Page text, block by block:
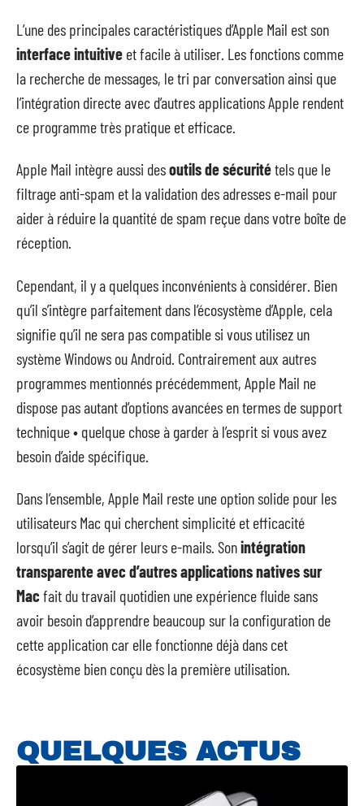
L’une des principales caractéristiques d’Apple Mail est son
interface intuitive et facile à utiliser. Les fonctions comme
la recherche de messages, le tri par conversation ainsi que
l’intégration directe avec d’autres applications Apple rendent
ce programme très pratique et efficace.
Apple Mail intègre aussi desoutils de sécuritétels que le
filtrage anti-spam et la validation des adresses e-mail pour
aider à réduire la quantité de spam reçue dans votre boîte de
réception.
Cependant, il y a quelques inconvénients à considérer. Bien
qu’il s’intègre parfaitement dans l’écosystème d’Apple, cela
signifie qu’il ne sera pas compatible si vous utilisez un
système Windows ou Android. Contrairement aux autres
programmes mentionnés précédemment, Apple Mail ne
dispose pas autant d’options avancées en termes de support
technique • quelque chose à garder à l’esprit si vous avez
besoin d’aide spécifique.
Dans l’ensemble, Apple Mail reste une option solide pour les
utilisateurs Mac qui cherchent simplicité et efficacité
lorsqu’il s’agit de gérer leurs e-mails. Sonintégration
transparente avec d’autres applications natives sur
Macfait du travail quotidien une expérience fluide sans
avoir besoin d’apprendre beaucoup sur la configuration de
cette application car elle fonctionne déjà dans cet
écosystème bien conçu dès la première utilisation.
QUELQUES ACTUS